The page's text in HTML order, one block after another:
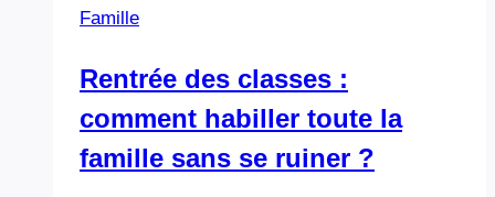
Famille
Rentrée des classes :
comment habiller toute la
famille sans se ruiner ?